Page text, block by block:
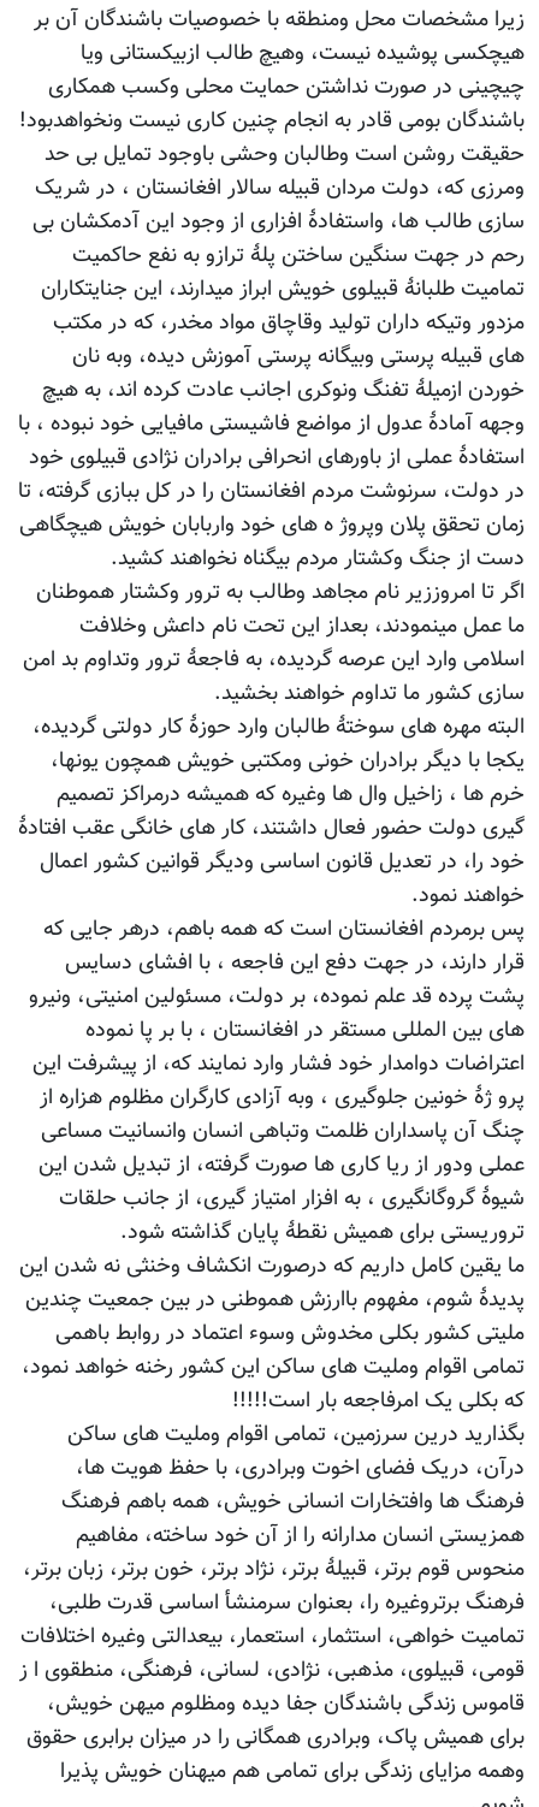
زیرا مشخصات محل ومنطقه با خصوصیات باشندگان آن بر
هیچکسی پوشیده نیست، وهیچ طالب ازبیکستانی ویا
چیچینی در صورت نداشتن حمایت محلی وکسب همکاری
باشندگان بومی قادر به انجام چنین کاری نیست ونخواهدبود!
حقیقت روشن است وطالبان وحشی باوجود تمایل بی حد
ومرزی که، دولت مردان قبیله سالار افغانستان ، در شریک
سازی طالب ها، واستفادۀ افزاری از وجود این آدمکشان بی
رحم در جهت سنگین ساختن پلۀ ترازو به نفع حاکمیت
تمامیت طلبانۀ قبیلوی خویش ابراز میدارند، این جنایتکاران
مزدور وتیکه داران تولید وقاچاق مواد مخدر، که در مکتب
های قبیله پرستی وبیگانه پرستی آموزش دیده، وبه نان
خوردن ازمیلۀ تفنگ ونوکری اجانب عادت کرده اند، به هیچ
وجهه آمادۀ عدول از مواضع فاشیستی مافیایی خود نبوده ، با
استفادۀ عملی از باورهای انحرافی برادران نژادی قبیلوی خود
در دولت، سرنوشت مردم افغانستان را در کل ببازی گرفته، تا
زمان تحقق پلان وپروژ ه های خود واربابان خویش هیچگاهی
دست از جنگ وکشتار مردم بیگناه نخواهند کشید.
اگر تا امروززیر نام مجاهد وطالب به ترور وکشتار هموطنان
ما عمل مینمودند، بعداز این تحت نام داعش وخلافت
اسلامی وارد این عرصه گردیده، به فاجعۀ ترور وتداوم بد امن
سازی کشور ما تداوم خواهند بخشید.
البته مهره های سوختۀ طالبان وارد حوزۀ کار دولتی گردیده،
یکجا با دیگر برادران خونی ومکتبی خویش همچون یونها،
خرم ها ، زاخیل وال ها وغیره که همیشه درمراکز تصمیم
گیری دولت حضور فعال داشتند، کار های خانگی عقب افتادۀ
خود را، در تعدیل قانون اساسی ودیگر قوانین کشور اعمال
خواهند نمود.
پس برمردم افغانستان است که همه باهم، درهر جایی که
قرار دارند، در جهت دفع این فاجعه ، با افشای دسایس
پشت پرده قد علم نموده، بر دولت، مسئولین امنیتی، ونیرو
های بین المللی مستقر در افغانستان ، با بر پا نموده
اعتراضات دوامدار خود فشار وارد نمایند که، از پیشرفت این
پرو ژۀ خونین جلوگیری ، وبه آزادی کارگران مظلوم هزاره از
چنگ آن پاسداران ظلمت وتباهی انسان وانسانیت مساعی
عملی ودور از ریا کاری ها صورت گرفته، از تبدیل شدن این
شیوۀ گروگانگیری ، به افزار امتیاز گیری، از جانب حلقات
تروریستی برای همیش نقطۀ پایان گذاشته شود.
ما یقین کامل داریم که درصورت انکشاف وخنثی نه شدن این
پدیدۀ شوم، مفهوم باارزش هموطنی در بین جمعیت چندین
ملیتی کشور بکلی مخدوش وسوء اعتماد در روابط باهمی
تمامی اقوام وملیت های ساکن این کشور رخنه خواهد نمود،
که بکلی یک امرفاجعه بار است!!!!!
بگذارید درین سرزمین، تمامی اقوام وملیت های ساکن
درآن، دریک فضای اخوت وبرادری، با حفظ هویت ها،
فرهنگ ها وافتخارات انسانی خویش، همه باهم فرهنگ
همزیستی انسان مدارانه را از آن خود ساخته، مفاهیم
منحوس قوم برتر، قبیلۀ برتر، نژاد برتر، خون برتر، زبان برتر،
فرهنگ برتروغیره را، بعنوان سرمنشأ اساسی قدرت طلبی،
تمامیت خواهی، استثمار، استعمار، بیعدالتی وغیره اختلافات
قومی، قبیلوی، مذهبی، نژادی، لسانی، فرهنگی، منطقوی ا ز
قاموس زندگی باشندگان جفا دیده ومظلوم میهن خویش،
برای همیش پاک، وبرادری همگانی را در میزان برابری حقوق
وهمه مزایای زندگی برای تمامی هم میهنان خویش پذیرا